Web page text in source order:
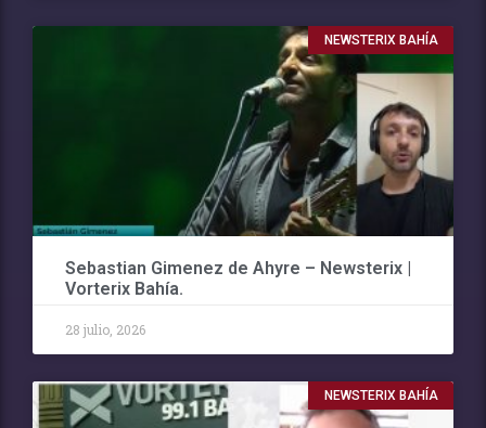
NEWSTERIX BAHÍA
Sebastian Gimenez de Ahyre – Newsterix |
Vorterix Bahía.
28 julio, 2026
NEWSTERIX BAHÍA